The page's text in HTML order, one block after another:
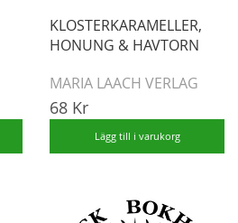
KLOSTERKARAMELLER,
HONUNG & HAVTORN
MARIA LAACH VERLAG
68 Kr
Lägg till i varukorg